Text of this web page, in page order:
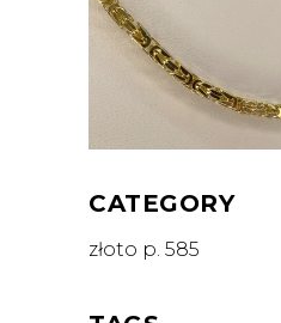
CATEGORY
złoto p. 585